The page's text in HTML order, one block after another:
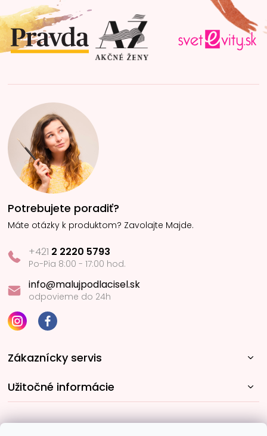
t
i
e
Potrebujete poradiť?
Máte otázky k produktom? Zavolajte Majde.
+421 2 2220 5793
Po-Pia 8:00 - 17:00 hod.
info@malujpodlacisel.sk
odpovieme do 24h
Zákaznícky servis
Užitočné informácie